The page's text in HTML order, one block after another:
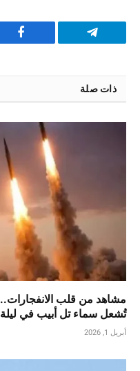
تيلقرام
ذات صلة
مشاهد من قلب الانفجارات..
تُشعل سماء تل أبيب في
أبريل 1, 2026